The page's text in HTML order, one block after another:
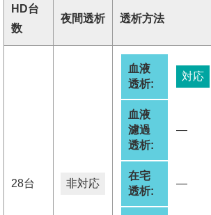
HD台
数
夜間透析 透析方法
28台 非対応
血液
透析:
対応
血液
濾過
透析:
―
在宅
透析:
―